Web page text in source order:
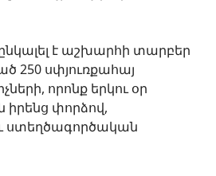
է աշխարհի տարբեր
250 սփյուռքահայ
որոնք երկու օր
իրենց փորձով,
ստեղծագործական